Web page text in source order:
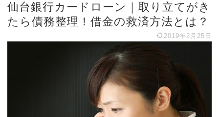
仙台銀行カードローン｜取り立てがき
たら債務整理！借金の救済方法とは？
2019年2月25日